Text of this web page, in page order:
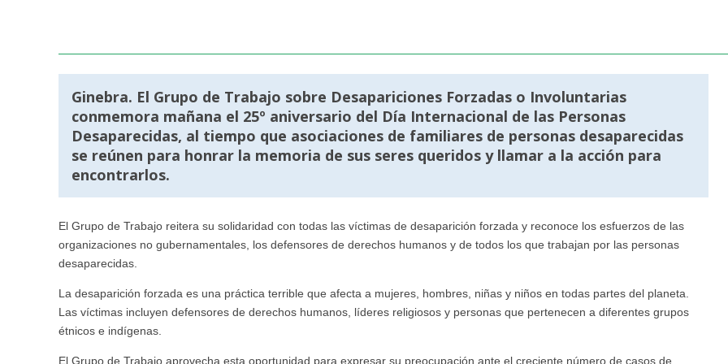
Ginebra. El Grupo de Trabajo sobre Desapariciones Forzadas o Involuntarias
conmemora mañana el 25º aniversario del Día Internacional de las Personas
Desaparecidas, al tiempo que asociaciones de familiares de personas desaparecidas
se reúnen para honrar la memoria de sus seres queridos y llamar a la acción para
encontrarlos.
El Grupo de Trabajo reitera su solidaridad con todas las víctimas de desaparición forzada y reconoce los esfuerzos de las
organizaciones no gubernamentales, los defensores de derechos humanos y de todos los que trabajan por las personas
desaparecidas.
La desaparición forzada es una práctica terrible que afecta a mujeres, hombres, niñas y niños en todas partes del planeta.
Las víctimas incluyen defensores de derechos humanos, líderes religiosos y personas que pertenecen a diferentes grupos
étnicos e indígenas.
El Grupo de Trabajo aprovecha esta oportunidad para expresar su preocupación ante el creciente número de casos de